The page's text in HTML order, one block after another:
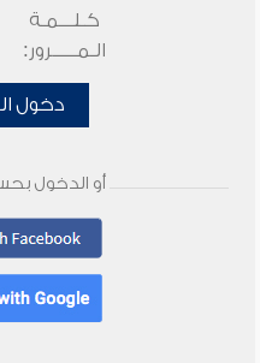
كـلـــمـة
الـمـــــرور:
دخول
أو الدخول